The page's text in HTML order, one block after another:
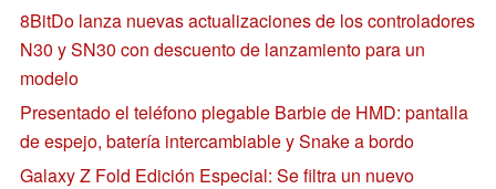
8BitDo lanza nuevas actualizaciones de los controladores
N30 y SN30 con descuento de lanzamiento para un
modelo
Presentado el teléfono plegable Barbie de HMD: pantalla
de espejo, batería intercambiable y Snake a bordo
Galaxy Z Fold Edición Especial: Se filtra un nuevo